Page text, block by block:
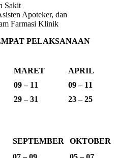
Sakit
Apoteker, dan
Farmasi Klinik
PELAKSANAAN
MARET
APRIL
09 – 11
09 – 11
29 – 31 23 – 25
SEPTEMBER
OKTOBER